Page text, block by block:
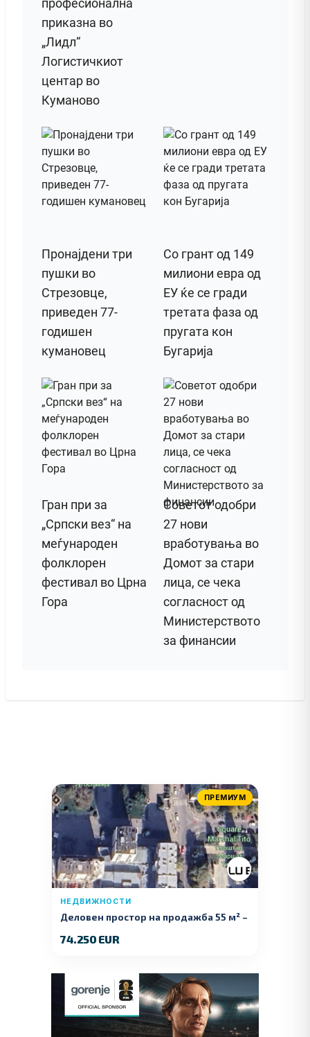
професионална
приказна во
„Лидл“
Логистичкиот
центар во
Куманово
Пронајдени три
пушки во
Стрезовце,
приведен 77-
годишен
кумановец
Со грант од 149
милиони евра од
ЕУ ќе се гради
третата фаза од
пругата кон
Бугарија
Гран при за
„Српски вез“ на
меѓународен
фолклорен
фестивал во Црна
Гора
Советот одобри
27 нови
вработувања во
Домот за стари
лица, се чека
согласност од
Министерството
за финансии
ПРЕМИУМ
НЕДВИЖНОСТИ
Деловен простор на продажба 55 м² –
74.250 EUR